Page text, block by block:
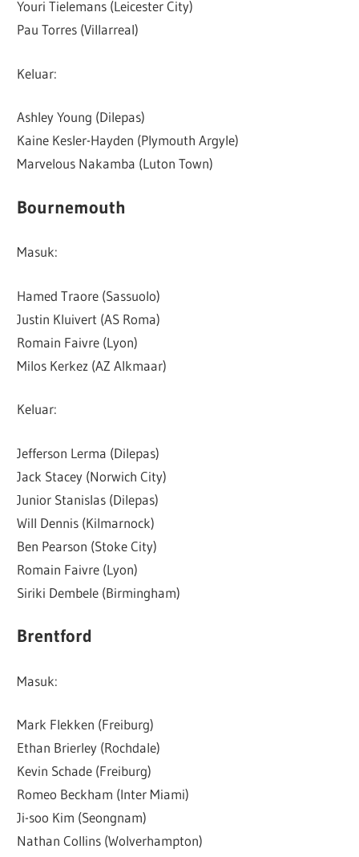
Youri Tielemans (Leicester City)
Pau Torres (Villarreal)
Keluar:
Ashley Young (Dilepas)
Kaine Kesler-Hayden (Plymouth Argyle)
Marvelous Nakamba (Luton Town)
Bournemouth
Masuk:
Hamed Traore (Sassuolo)
Justin Kluivert (AS Roma)
Romain Faivre (Lyon)
Milos Kerkez (AZ Alkmaar)
Keluar:
Jefferson Lerma (Dilepas)
Jack Stacey (Norwich City)
Junior Stanislas (Dilepas)
Will Dennis (Kilmarnock)
Ben Pearson (Stoke City)
Romain Faivre (Lyon)
Siriki Dembele (Birmingham)
Brentford
Masuk:
Mark Flekken (Freiburg)
Ethan Brierley (Rochdale)
Kevin Schade (Freiburg)
Romeo Beckham (Inter Miami)
Ji-soo Kim (Seongnam)
Nathan Collins (Wolverhampton)